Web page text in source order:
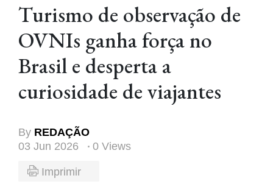
Turismo de observação de
OVNIs ganha força no
Brasil e desperta a
curiosidade de viajantes
By REDAÇÃO
03 Jun 2026
0 Views
Imprimir